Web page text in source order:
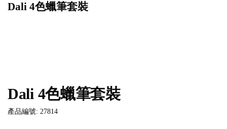
Dali 4色蠟筆套裝
Dali 4色蠟筆套裝
產品編號: 27814